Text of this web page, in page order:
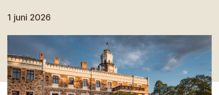
1 juni 2026